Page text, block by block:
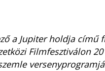
a Jupiter holdja
Filmfesztiválon